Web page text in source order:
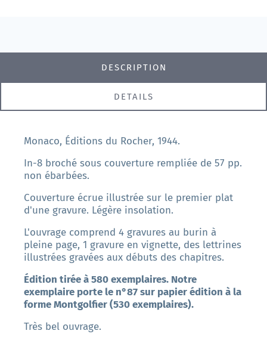
DESCRIPTION
DETAILS
Monaco, Éditions du Rocher, 1944.
In-8 broché sous couverture rempliée de 57 pp.
non ébarbées.
Couverture écrue illustrée sur le premier plat
d'une gravure. Légère insolation.
L'ouvrage comprend 4 gravures au burin à
pleine page, 1 gravure en vignette, des lettrines
illustrées gravées aux débuts des chapitres.
Édition tirée à 580 exemplaires. Notre
exemplaire porte le n°87 sur papier édition à la
forme Montgolfier (530 exemplaires).
Très bel ouvrage.